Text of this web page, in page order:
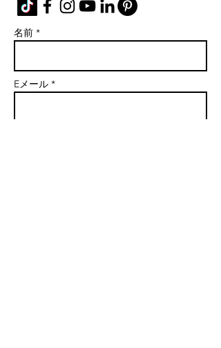
名前 *
Eメール *